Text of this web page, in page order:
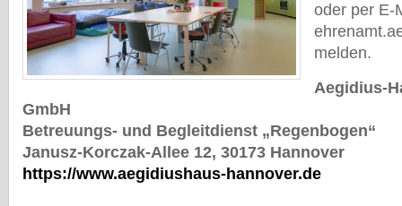
oder per E-
melden.
Aegidius-
GmbH
Betreuungs- und Begleitdienst „Regenbogen“
Janusz-Korczak-Allee 12, 30173 Hannover
https://www.aegidiushaus-hannover.de